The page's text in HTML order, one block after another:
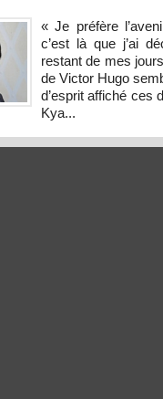
« Je préfère
c’est là que j’ai
restant de mes
de Victor Hugo
d’esprit affiché ces
Kya...